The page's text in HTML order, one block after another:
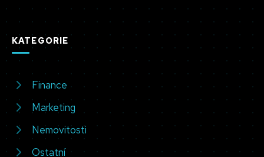
KATEGORIE
Finance
Marketing
Nemovitosti
Ostatní